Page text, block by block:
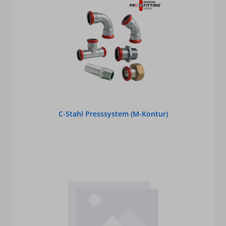
C-Stahl Presssystem (M-Kontur)